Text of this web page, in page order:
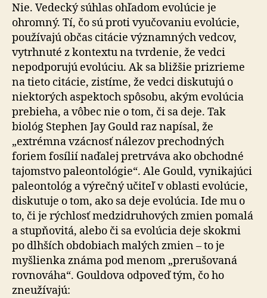
Nie. Vedecký súhlas ohľadom evolúcie je
ohromný. Tí, čo sú proti vyučovaniu evolúcie,
používajú občas citácie významných vedcov,
vytrhnuté z kontextu na tvrdenie, že vedci
nepodporujú evolúciu. Ak sa bližšie prizrieme
na tieto citácie, zistíme, že vedci diskutujú o
niektorých aspektoch spôsobu, akým evolúcia
prebieha, a vôbec nie o tom, či sa deje. Tak
biológ Stephen Jay Gould raz napísal, že
„extrémna vzácnosť nálezov prechodných
foriem fosílií naďalej pretrváva ako obchodné
tajomstvo paleontológie“. Ale Gould, vynikajúci
paleontológ a výrečný učiteľ v oblasti evolúcie,
diskutuje o tom, ako sa deje evolúcia. Ide mu o
to, či je rýchlosť medzidruhových zmien pomalá
a stupňovitá, alebo či sa evolúcia deje skokmi
po dlhších obdobiach malých zmien – to je
myšlienka známa pod menom „prerušovaná
rovnováha“. Gouldova odpoveď tým, čo ho
zneužívajú: